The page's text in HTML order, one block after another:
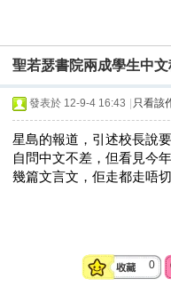
聖若瑟書院兩成學生中
發表於 12-9-4 16:43 只看該
星島的報道，引述校長說
自問中文不差，但看見今
幾篇文言文，佢走都走唔
0